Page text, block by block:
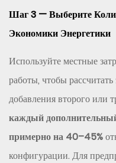
Шаг 3 — Выберите
Экономики Энергетики
Используйте местные
работы, чтобы
добавления второго или
каждый
примерно на 40–45%
конфигурации. Для